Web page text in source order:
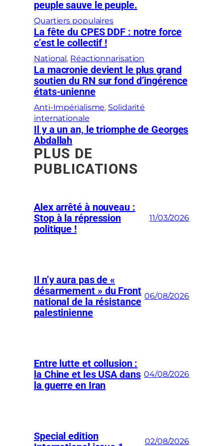
peuple sauve le peuple.
Quartiers populaires
La fête du CPES DDF : notre force
c’est le collectif !
National , Réactionnarisation
La macronie devient le plus grand
soutien du RN sur fond d’ingérence
états-unienne
Anti-Impérialisme, Solidarité
internationale
Il y a un an, le triomphe de Georges
Abdallah
PLUS DE
PUBLICATIONS
Alex arrêté à nouveau :
Stop à la répression
politique !
11/03/2026
Il n’y aura pas de «
désarmement » du Front
national de la résistance
palestinienne
06/08/2026
Entre lutte et collusion :
la Chine et les USA dans
la guerre en Iran
04/08/2026
Special edition
02/08/2026